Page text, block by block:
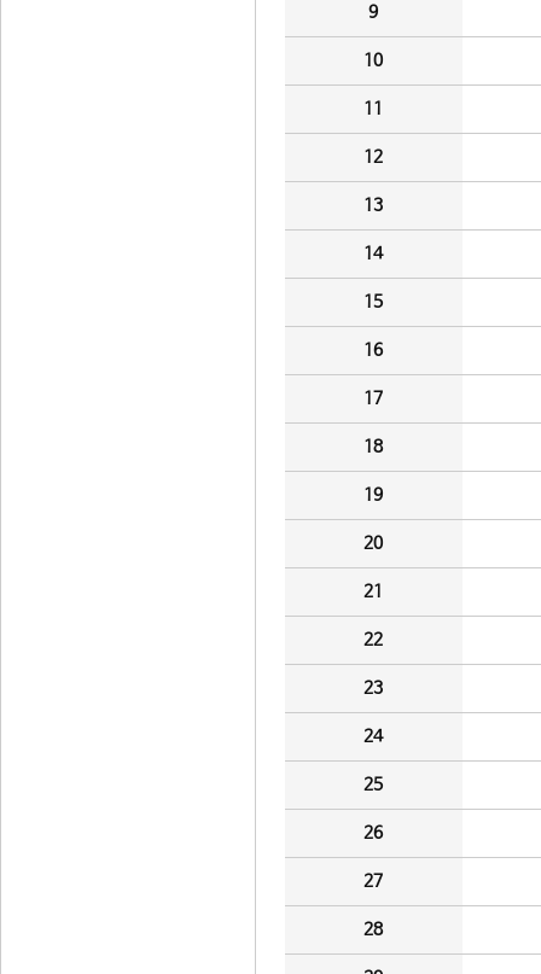
9
10
11
12
13
14
15
16
17
18
19
20
21
22
23
24
25
26
27
28